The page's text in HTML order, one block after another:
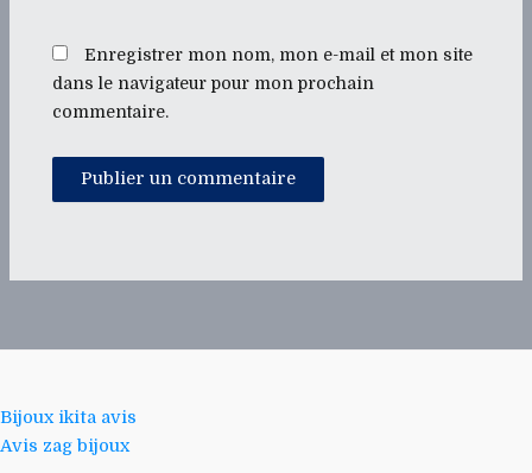
Enregistrer mon nom, mon e-mail et mon site
dans le navigateur pour mon prochain
commentaire.
Bijoux ikita avis
Avis zag bijoux